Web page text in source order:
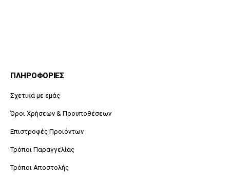
ΠΛΗΡΟΦΟΡΙΕΣ
Σχετικά με εμάς
Όροι Χρήσεων & Προυποθέσεων
Επιστροφές Προιόντων
Τρόποι Παραγγελίας
Τρόποι Αποστολής